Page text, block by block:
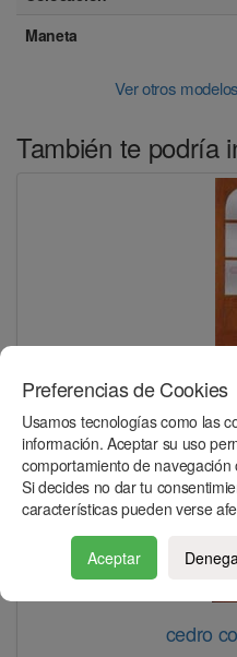
Maneta
Ver otros
También te podría
cedro
cedro
Preferencias de Cookies
Usamos tecnologías como las
información. Aceptar su uso
comportamiento de
Si decides no dar tu
características pueden verse
Aceptar